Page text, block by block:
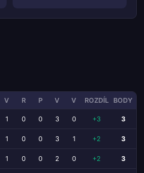
V R P V V ROZDÍL BODY
1 0 0 3 0 +3 3
1 0 0 3 1 +2 3
1 0 0 2 0 +2 3